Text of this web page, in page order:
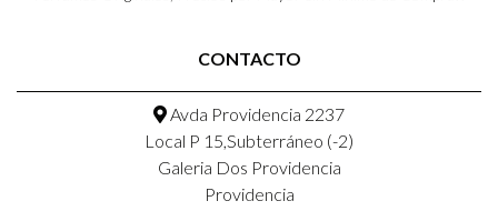
CONTACTO
Avda Providencia 2237
Local P 15,Subterráneo (-2)
Galeria Dos Providencia
Providencia